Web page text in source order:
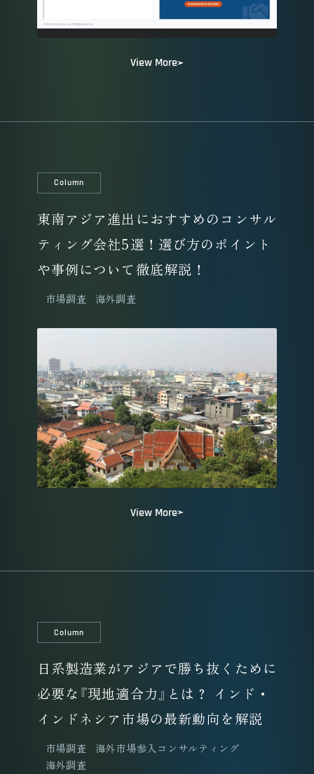
View More
Column
東南アジア進出におすすめのコンサル
ティング会社5選！選び方のポイント
や事例について徹底解説！
View More
市場調査 海外調査
Column
日系製造業がアジアで勝ち抜くために
必要な『現地適合力』とは？ インド・
インドネシア市場の最新動向を解説
市場調査
海外市場参入コンサルティング
海外調査